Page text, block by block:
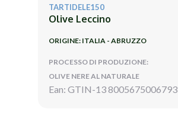
TARTIDELE150
Olive Leccino
ORIGINE: ITALIA - ABRUZZO
PROCESSO DI PRODUZIONE:
OLIVE NERE AL NATURALE
Ean: GTIN-13 8005675006793